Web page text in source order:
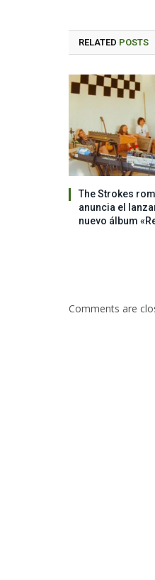
RELATED POSTS
The Strokes
anuncia el
nuevo álbum
Comments are